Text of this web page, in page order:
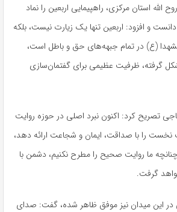
الله استان مرکزی، راهپیمایی اربعین را نماد
و افزود: اربعین تنها یک زیارت نیست، بلکه
(ع) در تمام جبهه‌های حق و باطل است،
گرفته، ظرفیت عظیمی برای گفتمان‌سازی
تصریح کرد: اکنون نبرد اصلی در حوزه روایت
نخست را با صداقت، ایمان و شجاعت ارائه دهد،
ما روایت صحیح را مطرح نکنیم، دشمن با
گرفت.
در این میدان نیز موفق ظاهر شده، گفت: صدای